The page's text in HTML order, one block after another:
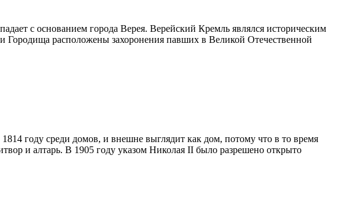
с основанием города Верея. Верейский Кремль являлся историческим
Городища расположены захоронения павших в Великой Отечественной
году среди домов, и внешне выглядит как дом, потому что в то время
и алтарь. В 1905 году указом Николая II было разрешено открыто